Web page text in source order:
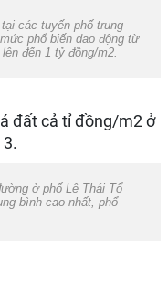
các tuyến phố trung
phổ biến dao động từ
đến 1 tỷ đồng/m2.
ở phố Lê Thái Tổ
bình cao nhất, phổ